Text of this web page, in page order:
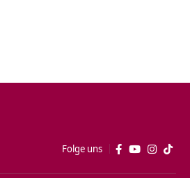
Folge uns